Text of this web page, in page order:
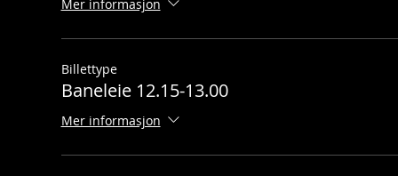
Mer informasjon
Billettype
Baneleie 12.15-13.00
Mer informasjon